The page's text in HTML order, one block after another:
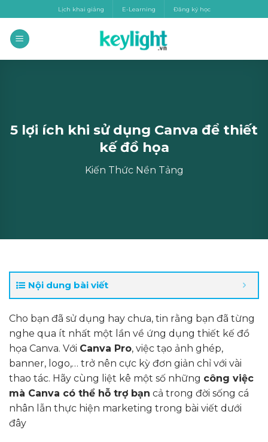
to
content
Lịch khai giảng E-Learning Đăng ký học
5 lợi ích khi sử dụng Canva để thiết
kế đồ họa
Kiến Thức Nền Tảng
Nội dung bài viết
Cho bạn đã sử dụng hay chưa, tin rằng bạn đã từng
nghe qua ít nhất một lần về ứng dụng thiết kế đồ
họa Canva. Với Canva Pro, việc tạo ảnh ghép,
banner, logo,… trở nên cực kỳ đơn giản chỉ với vài
thao tác. Hãy cùng liệt kê một số những công việc
mà Canva có thể hỗ trợ bạn cả trong đời sống cá
nhân lẫn thực hiện marketing trong bài viết dưới
đây